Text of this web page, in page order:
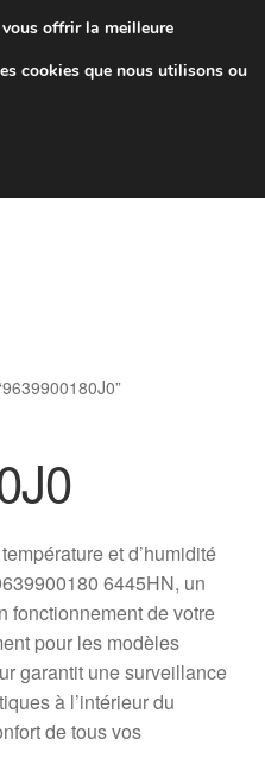
partir de 7 EUR
de 9 h à 16 h
et d’humidité
6445HN, un
fonctionnement de votre
pour les modèles
garantit une surveillance
à l’intérieur du
de tous vos
offrir la meilleure
cookies que nous utilisons ou